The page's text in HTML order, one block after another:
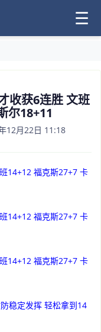
☰
收获6连胜 文班
尔18+11
月22日 11:18
14+12 福克斯27+7 卡
14+12 福克斯27+7 卡
14+12 福克斯27+7 卡
稳定发挥 轻松拿到14